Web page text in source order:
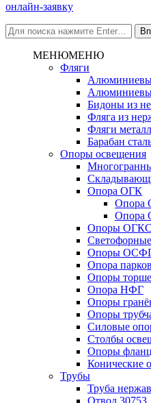
онлайн-заявку
МЕНЮМЕНЮ
Фляги
Бидоны из
Фляга из
Фляги
Барабан
Опоры освещения
Опора ОГК
Опора
Опора
Опоры ОГКС
Опоры
Опора
Опоры
Опора НФГ
Опоры
Опоры
Силовые
Столбы
Опоры
Конические
Трубы
Труба
Отвод 30753